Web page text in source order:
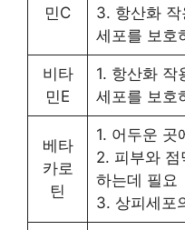
민C
3. 항산화 작
세포를 보호
비타
민E
1. 항산화 작
세포를 보호
베타
카로
틴
1. 어두운 곳
2. 피부와 점
하는데 필요
3. 상피세포